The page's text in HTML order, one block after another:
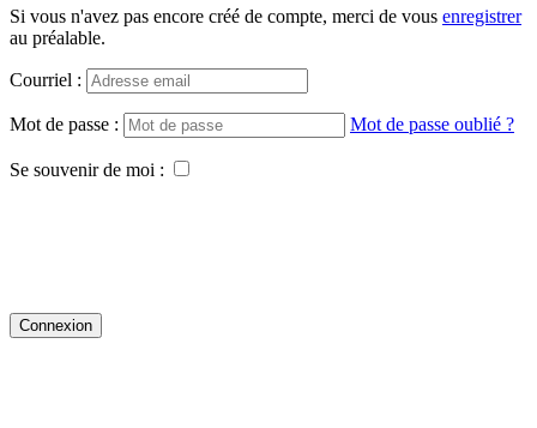
Si vous n'avez pas encore créé de compte, merci de vous enregistrer
au préalable.
Courriel :
Mot de passe : Mot de passe oublié ?
Se souvenir de moi :
Connexion